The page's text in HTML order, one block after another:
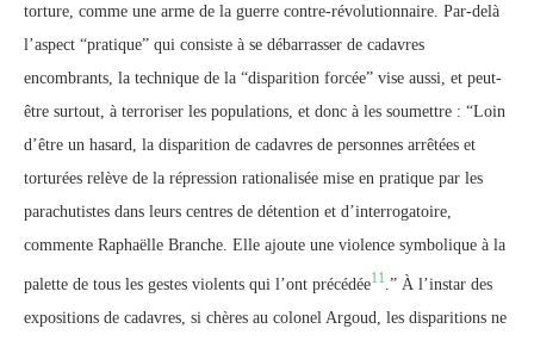
torture, comme une arme de la guerre contre-révolutionnaire. Par-delà
l’aspect “pratique” qui consiste à se débarrasser de cadavres
encombrants, la technique de la “disparition forcée” vise aussi, et peut-
être surtout, à terroriser les populations, et donc à les soumettre : “Loin
d’être un hasard, la disparition de cadavres de personnes arrêtées et
torturées relève de la répression rationalisée mise en pratique par les
parachutistes dans leurs centres de détention et d’interrogatoire,
commente Raphaëlle Branche. Elle ajoute une violence symbolique à la
palette de tous les gestes violents qui l’ont précédée11 .” À l’instar des
expositions de cadavres, si chères au colonel Argoud, les disparitions ne